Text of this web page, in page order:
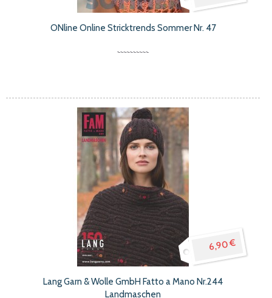
ONline Online Stricktrends Sommer Nr. 47
6,90 €
Lang Garn & Wolle GmbH Fatto a Mano Nr.244
Landmaschen